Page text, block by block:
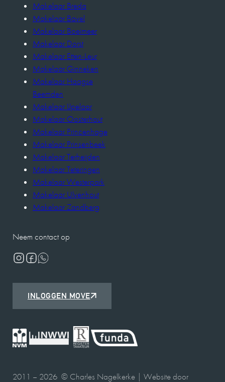
Makelaar Breda
Makelaar Bavel
Makelaar Boeimeer
Makelaar Dorst
Makelaar Etten-Leur
Makelaar Ginneken
Makelaar Haagse
Beemden
Makelaar IJpelaar
Makelaar Oosterhout
Makelaar Princenhage
Makelaar Prinsenbeek
Makelaar Terheijden
Makelaar Teteringen
Makelaar Westerpark
Makelaar Ulvenhout
Makelaar Zandberg
Neem contact op
INLOGGEN MOVE
2011 – 2026 © Charles Nagelkerke | Website door